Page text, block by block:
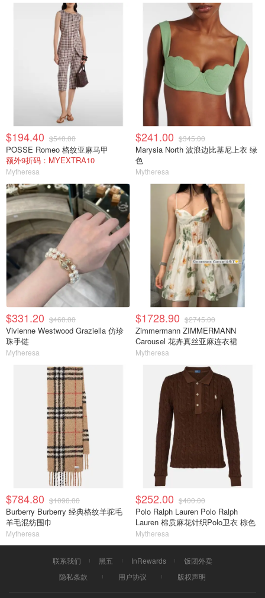
$194.40 $540.00
POSSE Romeo 格纹亚麻马甲
额外9折码：MYEXTRA10
Mytheresa
$241.00 $345.00
Marysia North 波浪边比基尼上衣 绿
色
Mytheresa
$331.20 $460.00
Vivienne Westwood Graziella 仿珍
珠手链
Mytheresa
$1728.90 $2745.00
Zimmermann ZIMMERMANN
Carousel 花卉真丝亚麻连衣裙
Mytheresa
$784.80 $1090.00
Burberry Burberry 经典格纹羊驼毛
羊毛混纺围巾
Mytheresa
$252.00 $400.00
Polo Ralph Lauren Polo Ralph
Lauren 棉质麻花针织Polo卫衣 棕色
Mytheresa
联系我们 黑五 InRewards
饭团外卖
隐私条款
用户协议 版权声明